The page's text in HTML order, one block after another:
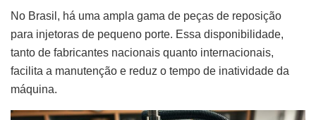
No Brasil, há uma ampla gama de peças de reposição
para injetoras de pequeno porte. Essa disponibilidade,
tanto de fabricantes nacionais quanto internacionais,
facilita a manutenção e reduz o tempo de inatividade da
máquina.